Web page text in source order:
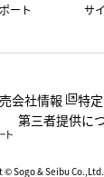
ート サ
会社情報
特
第三者提供に
© Sogo & Seibu